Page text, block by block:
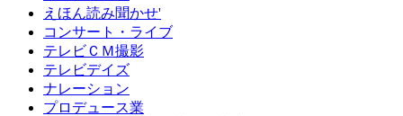
えほん読み聞かせ'
コンサート・ライブ
テレビＣＭ撮影
テレビデイズ
ナレーション
プロデュース業